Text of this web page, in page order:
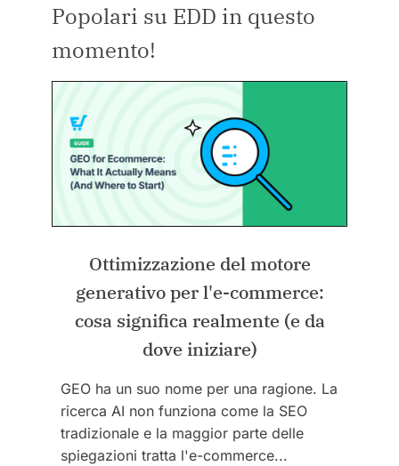
Popolari su EDD in questo
momento!
Ottimizzazione del motore
generativo per l'e-commerce:
cosa significa realmente (e da
dove iniziare)
GEO ha un suo nome per una ragione. La
ricerca AI non funziona come la SEO
tradizionale e la maggior parte delle
spiegazioni tratta l'e-commerce...